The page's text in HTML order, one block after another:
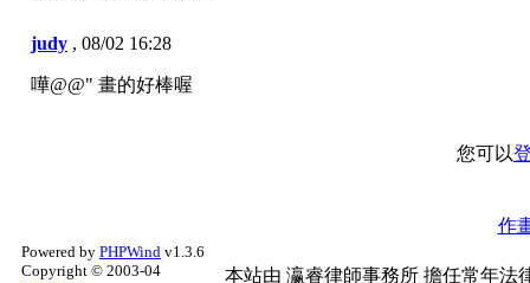
judy , 08/02 16:28
嘩@@" 畫的好棒喔
您可以
作
Powered by PHPWind v1.3.6
Copyright © 2003-04
本站由 瀛睿律師事務所 擔任常年法